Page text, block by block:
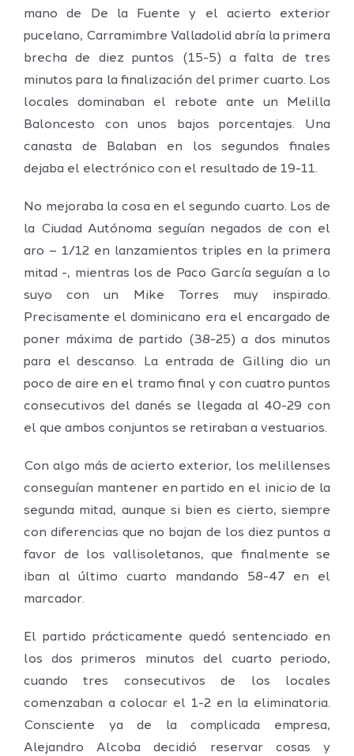
mano de De la Fuente y el acierto exterior
pucelano, Carramimbre Valladolid abría la primera
brecha de diez puntos (15-5) a falta de tres
minutos para la finalización del primer cuarto. Los
locales dominaban el rebote ante un Melilla
Baloncesto con unos bajos porcentajes. Una
canasta de Balaban en los segundos finales
dejaba el electrónico con el resultado de 19-11.
No mejoraba la cosa en el segundo cuarto. Los de
la Ciudad Autónoma seguían negados de con el
aro – 1/12 en lanzamientos triples en la primera
mitad -, mientras los de Paco García seguían a lo
suyo con un Mike Torres muy inspirado.
Precisamente el dominicano era el encargado de
poner máxima de partido (38-25) a dos minutos
para el descanso. La entrada de Gilling dio un
poco de aire en el tramo final y con cuatro puntos
consecutivos del danés se llegada al 40-29 con
el que ambos conjuntos se retiraban a vestuarios.
Con algo más de acierto exterior, los melillenses
conseguían mantener en partido en el inicio de la
segunda mitad, aunque si bien es cierto, siempre
con diferencias que no bajan de los diez puntos a
favor de los vallisoletanos, que finalmente se
iban al último cuarto mandando 58-47 en el
marcador.
El partido prácticamente quedó sentenciado en
los dos primeros minutos del cuarto periodo,
cuando tres consecutivos de los locales
comenzaban a colocar el 1-2 en la eliminatoria.
Consciente ya de la complicada empresa,
Alejandro Alcoba decidió reservar cosas y